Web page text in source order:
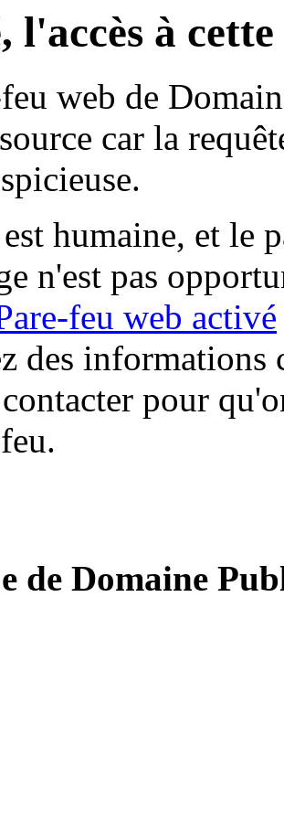
l'accès à
web de
car la
humaine, et le
n'est pas
feu web activé
des informations
pour
de Domaine